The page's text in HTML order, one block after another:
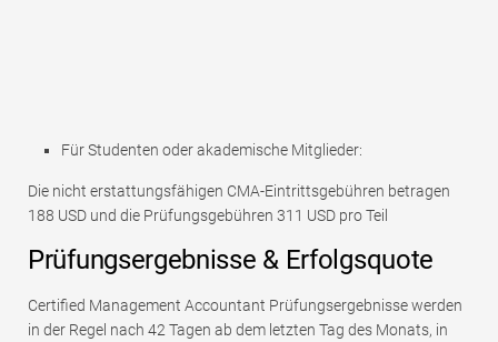
Für Studenten oder akademische Mitglieder:
Die nicht erstattungsfähigen CMA-Eintrittsgebühren betragen
188 USD und die Prüfungsgebühren 311 USD pro Teil
Prüfungsergebnisse & Erfolgsquote
Certified Management Accountant Prüfungsergebnisse werden
in der Regel nach 42 Tagen ab dem letzten Tag des Monats, in